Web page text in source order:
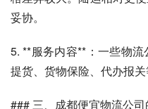
妥协。
5. **服务内容**：一些物
提货、货物保险、代办报关
### 三、成都便宜物流公